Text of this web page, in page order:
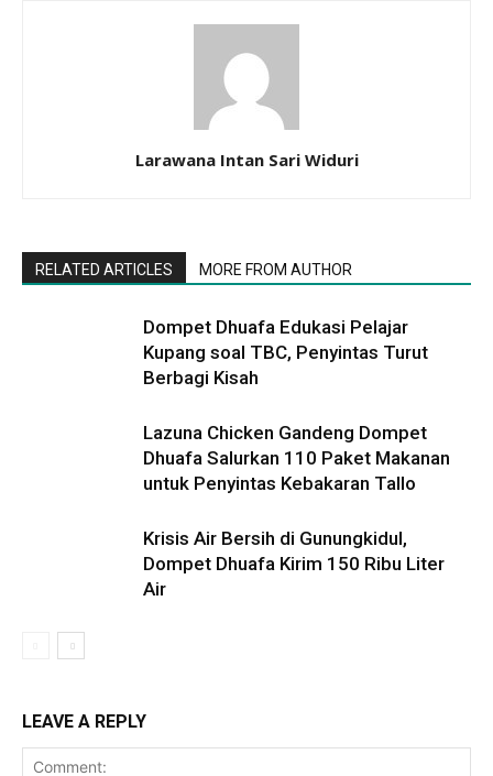
Larawana Intan Sari Widuri
RELATED ARTICLES MORE FROM AUTHOR
Dompet Dhuafa Edukasi Pelajar
Kupang soal TBC, Penyintas Turut
Berbagi Kisah
Lazuna Chicken Gandeng Dompet
Dhuafa Salurkan 110 Paket Makanan
untuk Penyintas Kebakaran Tallo
Krisis Air Bersih di Gunungkidul,
Dompet Dhuafa Kirim 150 Ribu Liter
Air
LEAVE A REPLY